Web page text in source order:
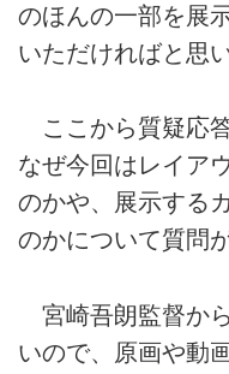
のほんの一部を展
いただければと思
ここから質疑応
なぜ今回はレイア
のかや、展示する
のかについて質問
宮崎吾朗監督か
いので、原画や動